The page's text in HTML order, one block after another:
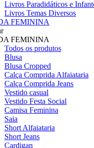
Livros Paradidáticos e
Livros Temas Diversos
FEMININA
FEMININA
Todos os produtos
Blusa
Blusa Cropped
Calça Comprida Alfaiataria
Calça Comprida Jeans
Vestido casual
Vestido Festa Social
Camisa Feminina
Saia
Short Alfaiataria
Short Jeans
Cardigan